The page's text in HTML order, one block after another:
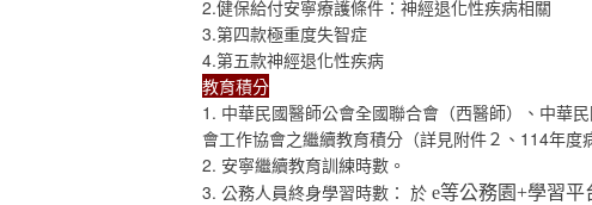
2.健保給付安寧療護條件：神經退化性疾病相關
3.第四款極重度失智症
4.第五款神經退化性疾病
教育積分
1. 中華民國醫師公會全國聯合會（西醫師）、中華
會工作協會之繼續教育積分（詳見附件２、114年度
2. 安寧繼續教育訓練時數。
3. 公務人員終身學習時數： 於 e等公務園+學習平